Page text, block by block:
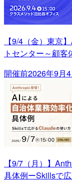
【9/4（金）東京
トセンター～顧
開催前2026年9月
【9/7（月）】
具体例ーSkillsで